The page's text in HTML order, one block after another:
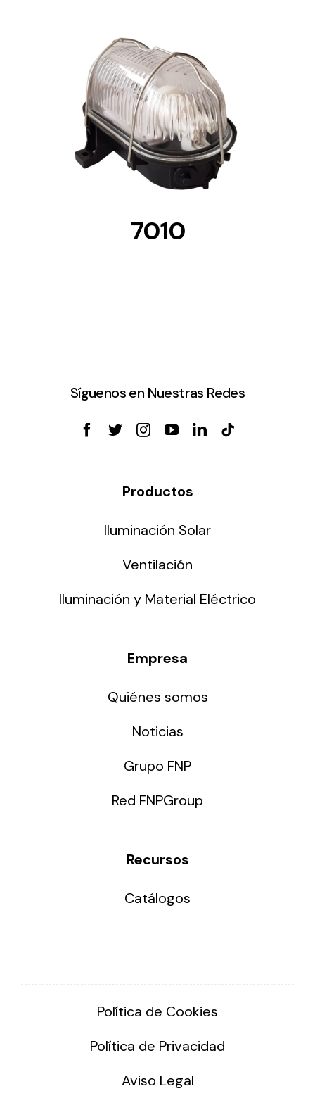
DETAILS
7010
Síguenos en Nuestras Redes
Productos
Iluminación Solar
Ventilación
Iluminación y Material Eléctrico
Empresa
Quiénes somos
Noticias
Grupo FNP
Red FNPGroup
Recursos
Catálogos
Política de Cookies
Política de Privacidad
Aviso Legal